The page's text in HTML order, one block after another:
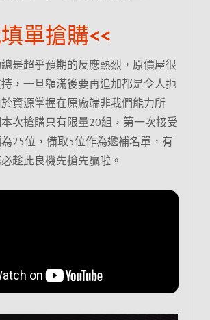
單搶購<<
是超乎預期的反應熱烈，原價屋很
，一旦額滿後要再追加都是令人扼
資源掌握在原廠端非我們能力所
次搶購只有限量20組，第一次接受
25位，備取5位作為遞補名單，有
趁此良機先搶先贏啦。